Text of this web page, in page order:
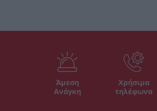
Άμεση
Ανάγκη
Χρήσιμα
τηλέφωνα